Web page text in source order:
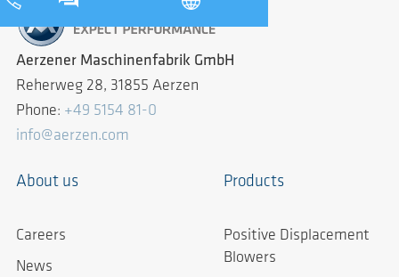
Aerzener Maschinenfabrik GmbH
Reherweg 28, 31855 Aerzen
Phone: +49 5154 81-0
info@aerzen.com
About us
Careers
News
Products
Positive Displacement
Blowers